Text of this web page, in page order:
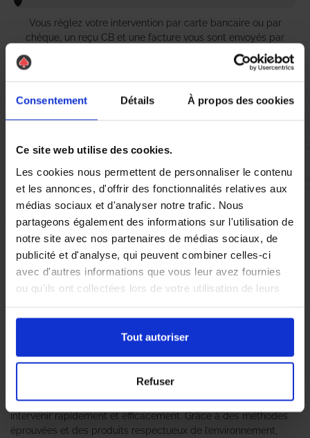
Consentement Détails À propos des cookies
Ce site web utilise des cookies.
Les cookies nous permettent de personnaliser le contenu
et les annonces, d'offrir des fonctionnalités relatives aux
médias sociaux et d'analyser notre trafic. Nous
partageons également des informations sur l'utilisation de
notre site avec nos partenaires de médias sociaux, de
publicité et d'analyse, qui peuvent combiner celles-ci
avec d'autres informations que vous leur avez fournies
ou qu'ils ont collectées lors de votre utilisation de leurs
Tout autoriser
Refuser
Vous réglez votre intervention par carte bancaire ou par
chèque, un reçu CB et une facture vous sont envoyés par
Etape 5 :
Vous recevez une demande d’évaluation de votre expérience
avec l’équipe AS DE PIC.
Nous avons pensé à tout
pour garantir un environnement sain et sécurisé. As de Pic se
positionne comme un véritable expert anti-nuisible, offrant des
confronté à une infestation decafards
fourmis, notre équipe de professionnels qualifiés est prête à
intervenir rapidement et efficacement. Grâce à des méthodes
éprouvées et des produits respectueux de l’environnement,